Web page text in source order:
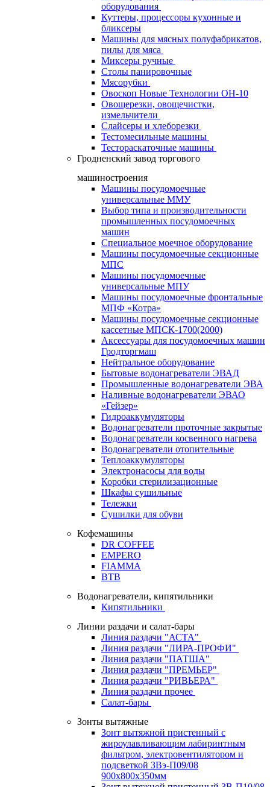
оборудования
Куттеры, процессоры кухонные и
бликсеры
Машины для мясных полуфабрикатов,
пилы для мяса
Миксеры ручные
Столы панировочные
Мясорубки
Овоскоп Новые Технологии ОН-10
Овощерезки, овощечистки,
измельчители
Слайсеры и хлеборезки
Тестомесильные машины
Тестораскаточные машины
Гродненский завод торгового
машиностроения
Машины посудомоечные
универсальные ММУ
Выбор типа и производительности
промышленных посудомоечных
машин
Специальное моечное оборудование
Машины посудомоечные секционные
МПС
Машины посудомоечные
универсальные МПУ
Машины посудомоечные фронтальные
МПФ «Котра»
Машины посудомоечные секционные
кассетные МПСК-1700(2000)
Аксессуары для посудомоечных машин
Гродторгмаш
Нейтральное оборудование
Бытовые водонагреватели ЭВАД
Промышленные водонагреватели ЭВА
Наливные водонагреватели ЭВАО
«Гейзер»
Гидроаккумуляторы
Водонагреватели проточные закрытые
Водонагреватели косвенного нагрева
Водонагреватели отопительные
Теплоаккумуляторы
Электронасосы для воды
Коробки стерилизационные
Шкафы сушильные
Тележки
Сушилки для обуви
Кофемашины
DR COFFEE
EMPERO
FIAMMA
BTB
Водонагреватели, кипятильники
Кипятильники
Линии раздачи и салат-бары
Линия раздачи "АСТА"
Линия раздачи "ЛИРА-ПРОФИ"
Линия раздачи "ПАТША"
Линия раздачи "ПРЕМЬЕР"
Линия раздачи "РИВЬЕРА"
Линия раздачи прочее
Салат-бары
Зонты вытяжные
Зонт вытяжной пристенный с
жироулавливающим лабиринтным
фильтром, электровентилятором и
подсветкой ЗВэ-П09/08
900х800х350мм